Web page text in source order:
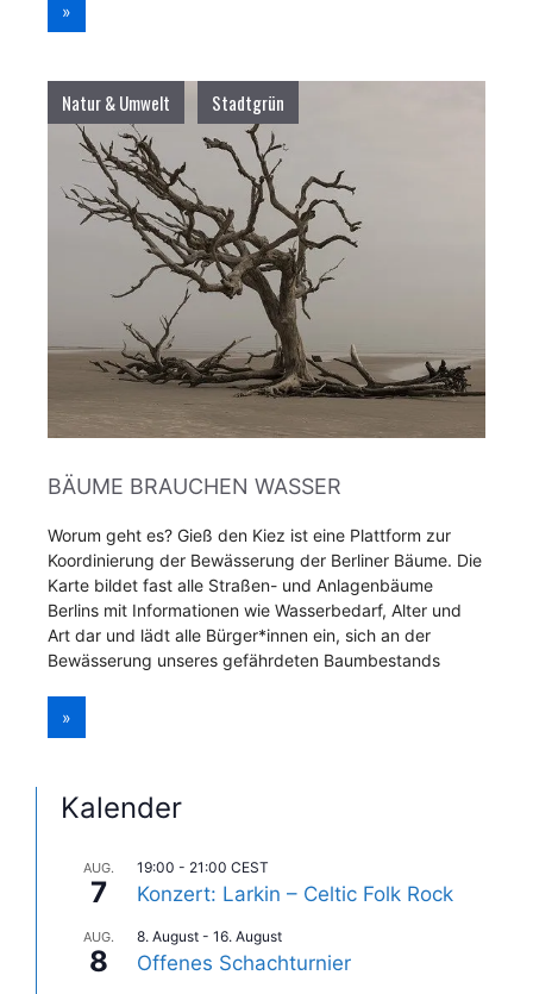
»
Natur & Umwelt Stadtgrün
BÄUME BRAUCHEN WASSER
Worum geht es? Gieß den Kiez ist eine Plattform zur
Koordinierung der Bewässerung der Berliner Bäume. Die
Karte bildet fast alle Straßen- und Anlagenbäume
Berlins mit Informationen wie Wasserbedarf, Alter und
Art dar und lädt alle Bürger*innen ein, sich an der
Bewässerung unseres gefährdeten Baumbestands
»
Kalender
AUG.
7
19:00 - 21:00 CEST
Konzert: Larkin – Celtic Folk Rock
AUG.
8
8. August - 16. August
Offenes Schachturnier